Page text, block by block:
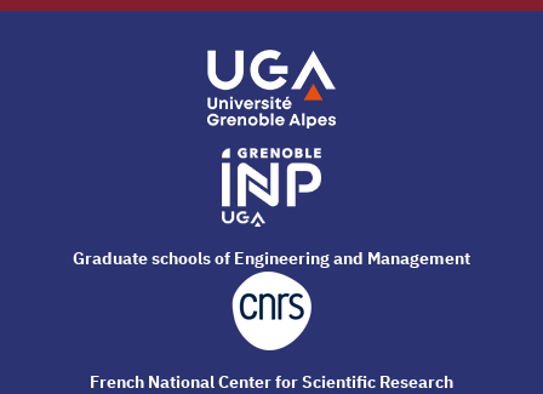
Graduate schools of Engineering and Management
French National Center for Scientific Research